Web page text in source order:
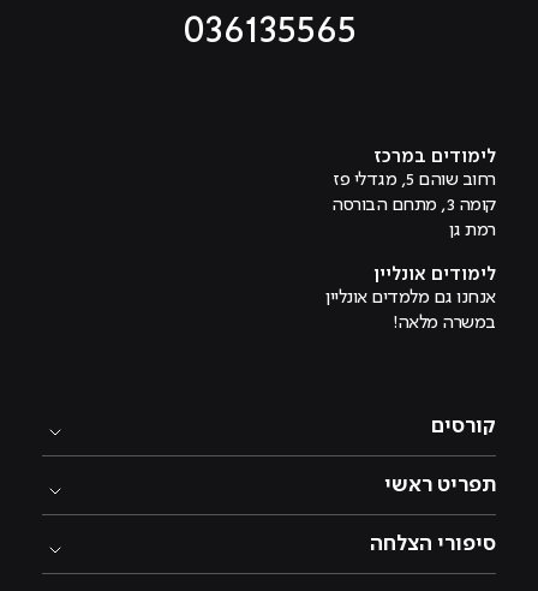
036135565
לימודים במרכז
רחוב שוהם 5, מגדלי פז
קומה 3, מתחם הבורסה
רמת גן
לימודים אונליין
אנחנו גם מלמדים אונליין
במשרה מלאה!
קורסים
תפריט ראשי
סיפורי הצלחה